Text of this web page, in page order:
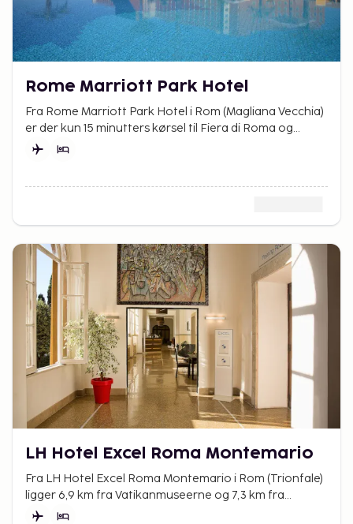
Rome Marriott Park Hotel
Fra Rome Marriott Park Hotel i Rom (Magliana Vecchia)
er der kun 15 minutters kørsel til Fiera di Roma og
PalaLottomatica.
LH Hotel Excel Roma Montemario
Fra LH Hotel Excel Roma Montemario i Rom (Trionfale)
ligger 6,9 km fra Vatikanmuseerne og 7,3 km fra
Peterskirken.